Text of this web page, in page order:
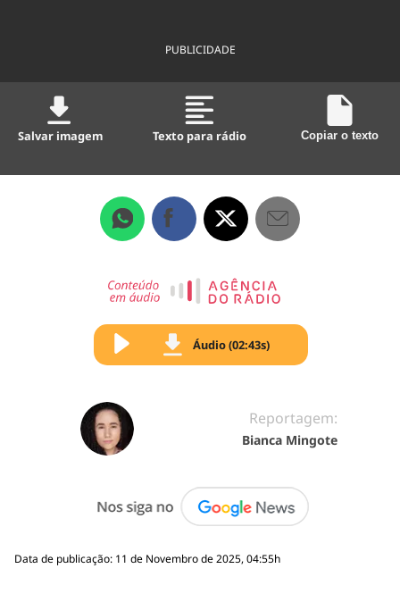
PUBLICIDADE
Salvar imagem Texto para rádio Copiar o texto
Áudio (02:43s)
Reportagem:
Bianca Mingote
Data de publicação: 11 de Novembro de 2025, 04:55h